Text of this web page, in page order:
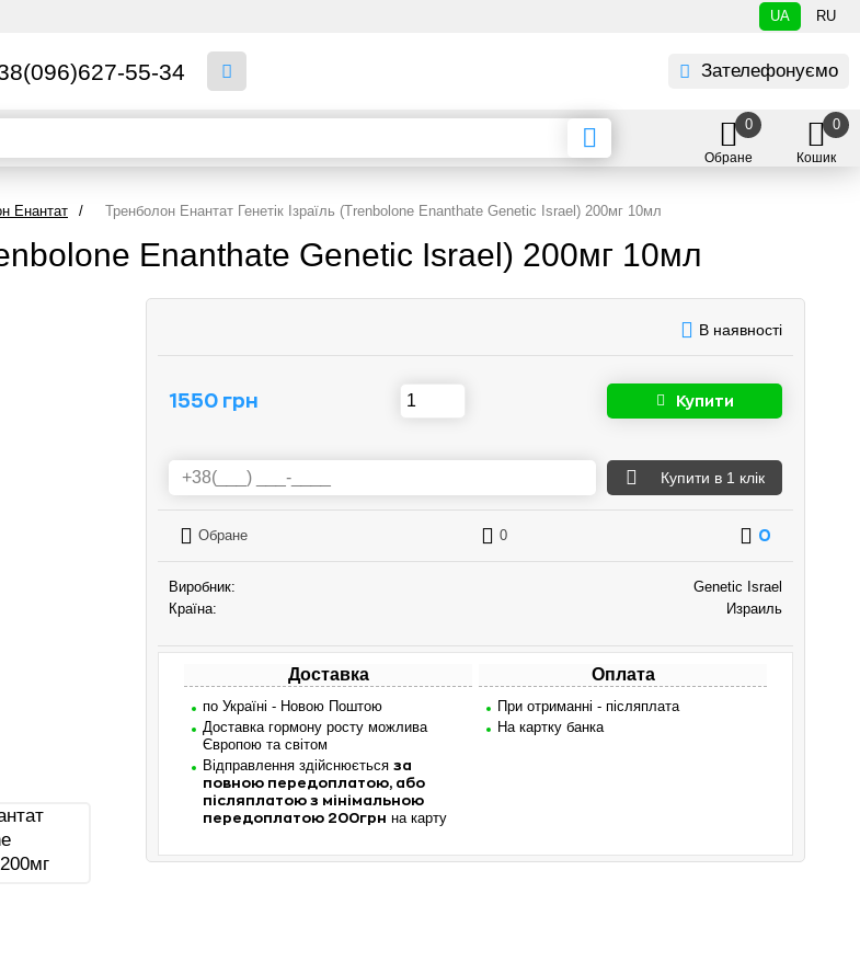
UA RU
55-34 Зателефонуємо
Обране
0
Кошик
0
Енантат / Тренболон Енантат Генетік Ізраїль (Trenbolone Enanthate Genetic Israel) 200мг 10мл
Enanthate Genetic Israel) 200мг 10мл
В наявності
1550 грн Купити
Купити в 1 клік
Обране 0 0
Виробник:
Genetic Israel
Країна:
Израиль
Доставка
по Україні - Новою Поштою
Доставка гормону росту можлива
Європою та світом
Відправлення здійснюється за
повною передоплатою, або
післяплатою з мінімальною
передоплатою 200грн на карту
Оплата
При отриманні - післяплата
На картку банка